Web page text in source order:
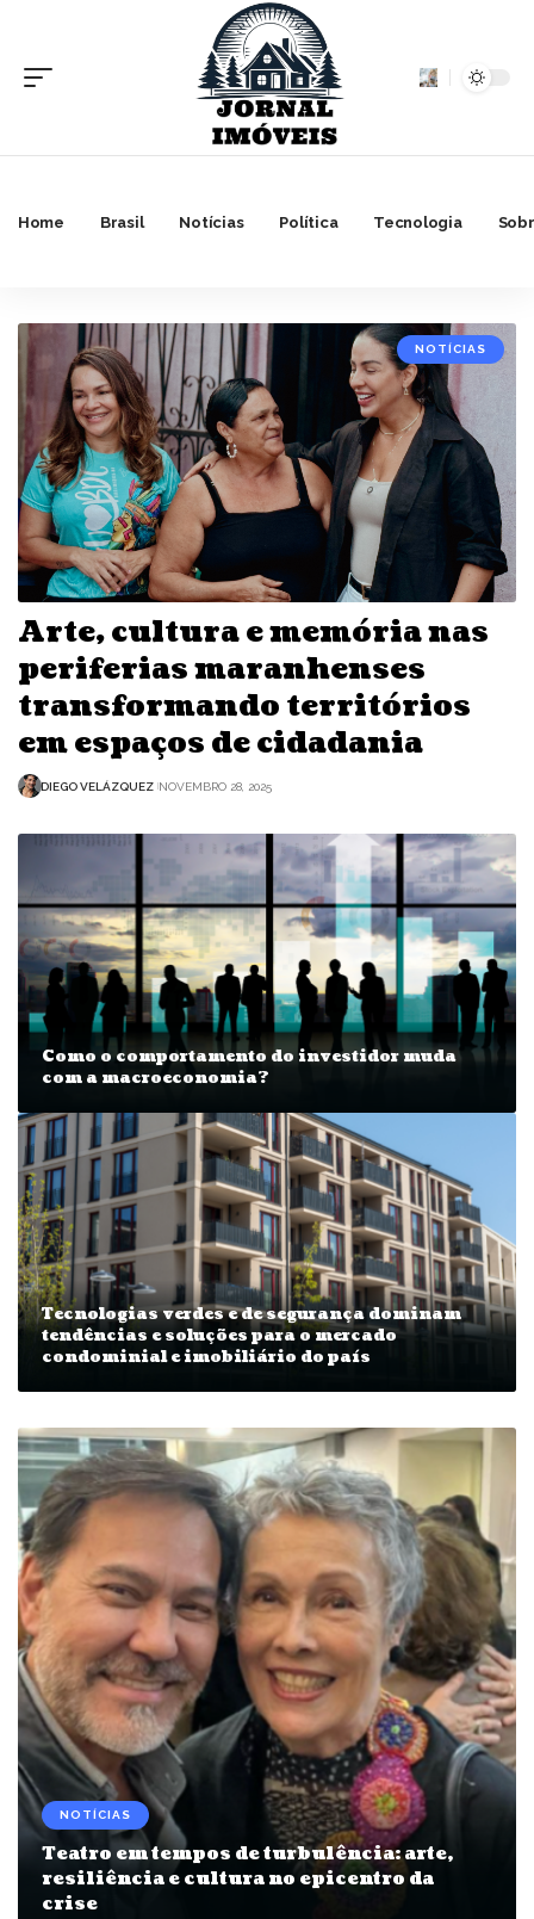
Home Brasil Notícias Política Tecnologia
NOTÍCIAS
Arte, cultura e memória nas
periferias maranhenses
transformando territórios
em espaços de cidadania
DIEGO VELÁZQUEZ NOVEMBRO 28, 2025
Como o comportamento do investidor muda
com a macroeconomia?
Tecnologias verdes e de segurança dominam
tendências e soluções para o mercado
condominial e imobiliário do país
NOTÍCIAS
Teatro em tempos de turbulência: arte,
resiliência e cultura no epicentro da
crise